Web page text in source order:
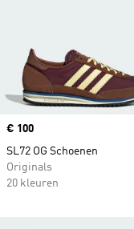
Price
€ 100
SL72 OG Schoenen
Originals
20 kleuren